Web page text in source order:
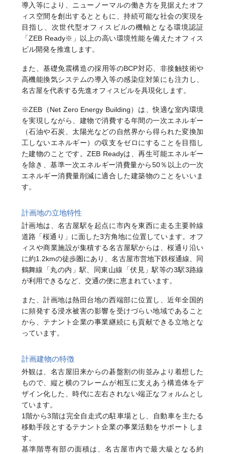
導入等により、ニューノーマルの働き方を見据えたオフ
ィス空間を創出するとともに、持続可能な社会の実現を
目指し、次世代型オフィスビルの機軸となる環境認証
「ZEB Ready※」以上の高い環境性能を備えたオフィス
ビル開発を推進します。
また、基礎免震構造の採用等のBCP対応、非接触技術や
高機能換気システムの導入等の感染症対策にも注力し、
名古屋を代表する先進オフィスビルを具現化します。
※ZEB（Net Zero Energy Building）は、快適な室内環境
を実現しながら、建物で消費する年間の一次エネルギー
（石油や石炭、太陽光などの自然界から得られた変換加
工しないエネルギー）の収支をゼロにすることを目指し
た建物のことです。ZEB Readyは、再生可能エネルギー
を除き、基準一次エネルギー消費量から50％以上の一次
エネルギー消費量削減に適合した建築物のことをいいま
す。
計画地の立地特性
計画地は、名古屋駅を起点に市内を東西に走る主要幹線
道路「桜通り」に面した3方角地に位置しています。オフ
ィスや商業施設が集積する名古屋駅からは、桜通り沿い
に約1.2kmの徒歩圏にあり、名古屋市営地下鉄桜通線、同
鶴舞線「丸の内」駅、同東山線「伏見」駅等の3駅3路線
が利用できるなど、交通の便に恵まれています。
また、計画地は熱田台地の西端部に位置し、近年全国的
に頻発する浸水被害の影響を受けづらい地域であること
から、テナント企業の事業継続にも貢献できる立地とな
っています。
計画建物の特徴
外観は、名古屋旧来からの碁盤割の街並みより着想した
もので、縦と横のフレームが相互に支えあう構造体をデ
ザイン化した、時代に左右されない端正なフォルムとし
ています。
1階から3階は完全自走式の駐車場とし、自動車を主たる
移動手段とするテナント企業の事業活動をサポートしま
す。
基準階専有部の面積は、名古屋市内で最大級となる約